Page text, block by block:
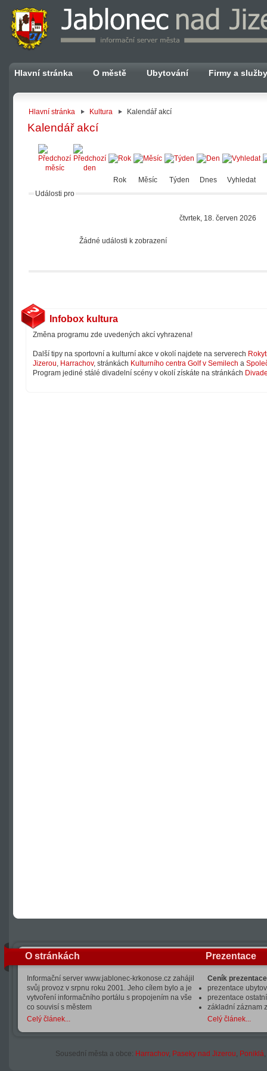
Hlavní stránka O městě Ubytování Firmy a služby
Hlavní stránka Kultura Kalendář akcí
Kalendář akcí
Rok Měsíc Týden Dnes
Vyhledat
Události pro
čtvrtek, 18. červen 2026
Žádné události k zobrazení
Infobox kultura
Změna programu zde uvedených akcí vyhrazena!
Další tipy na sportovní a kulturní akce v okolí najdete na serverech
Jizerou, Harrachov, stránkách Kulturního centra Golf v Semilech a
Program jediné stálé divadelní scény v okolí získáte na stránkách
O stránkách
Informační server www.jablonec-krkonose.cz zahájil
svůj provoz v srpnu roku 2001. Jeho cílem bylo a je
vytvoření informačního portálu s propojením na vše
co souvisí s městem
Celý článek...
Prezentace
Ceník
prezentace
prezentace
základní záznam
Celý článek...
Sousední města a obce: Harrachov, Paseky nad Jizerou, Poniklá,